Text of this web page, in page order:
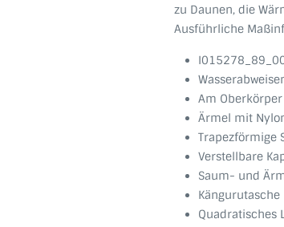
zu Daunen, die
Ausführliche
Am
Ärmel mit
Trapezförmige
Verstellbare
Saum- und
Kängurutasche
Quadratisches